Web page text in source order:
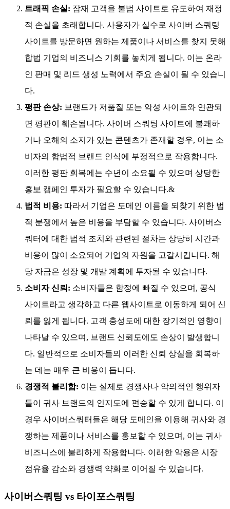
트래픽 손실: 잠재 고객을 불법 사이트로 유도하여 재정
적 손실을 초래합니다. 사용자가 실수로 사이버 스쿼팅
사이트를 방문하면 원하는 제품이나 서비스를 찾지 못해
합법 기업의 비즈니스 기회를 놓치게 됩니다. 이는 온라
인 판매 및 리드 생성 노력에서 주요 손실이 될 수 있습니
다.
평판 손상: 브랜드가 저품질 또는 악성 사이트와 연관되
면 평판이 훼손됩니다. 사이버 스쿼팅 사이트에 불쾌하
거나 오해의 소지가 있는 콘텐츠가 존재할 경우, 이는 소
비자의 합법적 브랜드 인식에 부정적으로 작용합니다.
이러한 평판 회복에는 수년이 소요될 수 있으며 상당한
홍보 캠페인 투자가 필요할 수 있습니다.&
법적 비용: 따라서 기업은 도메인 이름을 되찾기 위한 법
적 분쟁에서 높은 비용을 부담할 수 있습니다. 사이버스
쿼터에 대한 법적 조치와 관련된 절차는 상당히 시간과
비용이 많이 소요되어 기업의 자원을 고갈시킵니다. 해
당 자금은 성장 및 개발 계획에 투자될 수 있습니다.
소비자 신뢰: 소비자들은 함정에 빠질 수 있으며, 공식
사이트라고 생각하고 다른 웹사이트로 이동하게 되어 신
뢰를 잃게 됩니다. 고객 충성도에 대한 장기적인 영향이
나타날 수 있으며, 브랜드 신뢰도에도 손상이 발생합니
다. 일반적으로 소비자들의 이러한 신뢰 상실을 회복하
는 데는 매우 큰 비용이 듭니다.
경쟁적 불리함: 이는 실제로 경쟁사나 악의적인 행위자
들이 귀사 브랜드의 인지도에 편승할 수 있게 합니다. 이
경우 사이버스쿼터들은 해당 도메인을 이용해 귀사와 경
쟁하는 제품이나 서비스를 홍보할 수 있으며, 이는 귀사
비즈니스에 불리하게 작용합니다. 이러한 악용은 시장
점유율 감소와 경쟁력 약화로 이어질 수 있습니다.
사이버스쿼팅 vs 타이포스쿼팅